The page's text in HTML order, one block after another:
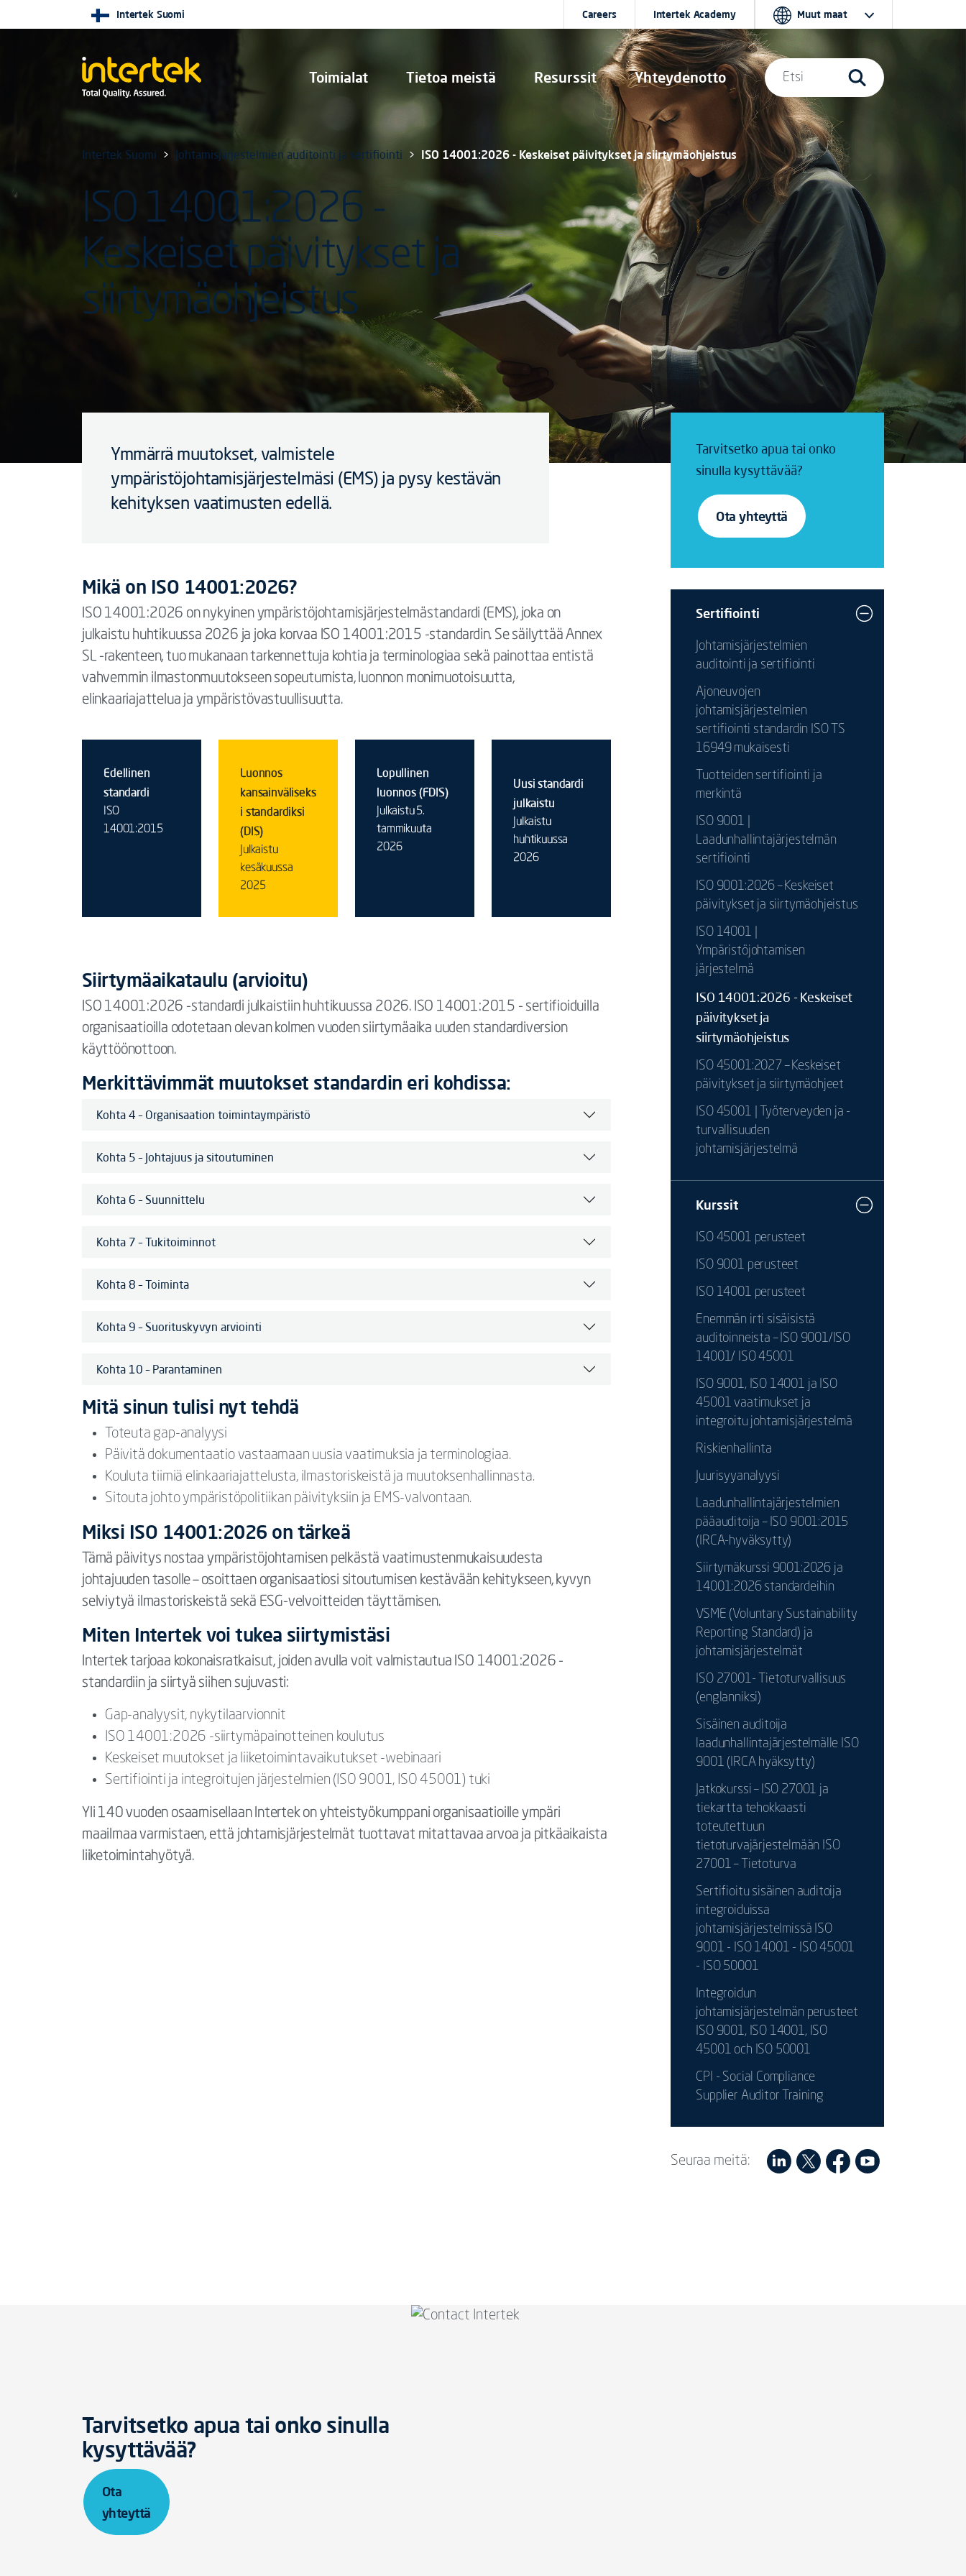
Toimialat Tietoa meistä Resurssit Yhteydenotto
Intertek Suomi Careers Intertek Academy Muut maat
Etsi
Intertek Suomi Johtamisjärjestelmien auditointi ja sertifiointi ISO 14001:2026 - Keskeiset päivitykset ja siirtymäohjeistus
ISO 14001:2026 -
Keskeiset päivitykset ja
siirtymäohjeistus
Ymmärrä muutokset, valmistele
ympäristöjohtamisjärjestelmäsi (EMS) ja pysy kestävän
kehityksen vaatimusten edellä.
Mikä on ISO 14001:2026?
ISO 14001:2026 on nykyinen ympäristöjohtamisjärjestelmästandardi (EMS), joka on
julkaistu huhtikuussa 2026 ja joka korvaa ISO 14001:2015 -standardin. Se säilyttää Annex
SL -rakenteen, tuo mukanaan tarkennettuja kohtia ja terminologiaa sekä painottaa entistä
vahvemmin ilmastonmuutokseen sopeutumista, luonnon monimuotoisuutta,
elinkaariajattelua ja ympäristövastuullisuutta.
Edellinen
standardi
ISO
14001:2015
Luonnos
kansainväliseks
i standardiksi
(DIS)
Julkaistu
kesäkuussa
2025
Lopullinen
luonnos (FDIS)
Julkaistu 5.
tammikuuta
2026
Uusi standardi
julkaistu
Julkaistu
huhtikuussa
2026
Siirtymäaikataulu (arvioitu)
ISO 14001:2026 -standardi julkaistiin huhtikuussa 2026. ISO 14001:2015 - sertifioiduilla
organisaatioilla odotetaan olevan kolmen vuoden siirtymäaika uuden standardiversion
käyttöönottoon.
Merkittävimmät muutokset standardin eri kohdissa:
Kohta 4 – Organisaation toimintaympäristö
Kohta 5 – Johtajuus ja sitoutuminen
Kohta 6 – Suunnittelu
Kohta 7 – Tukitoiminnot
Kohta 8 – Toiminta
Kohta 9 – Suorituskyvyn arviointi
Kohta 10 – Parantaminen
Mitä sinun tulisi nyt tehdä
Toteuta gap-analyysi
Päivitä dokumentaatio vastaamaan uusia vaatimuksia ja terminologiaa.
Kouluta tiimiä elinkaariajattelusta, ilmastoriskeistä ja muutoksenhallinnasta.
Sitouta johto ympäristöpolitiikan päivityksiin ja EMS-valvontaan.
Miksi ISO 14001:2026 on tärkeä
Tämä päivitys nostaa ympäristöjohtamisen pelkästä vaatimustenmukaisuudesta
johtajuuden tasolle – osoittaen organisaatiosi sitoutumisen kestävään kehitykseen, kyvyn
selviytyä ilmastoriskeistä sekä ESG-velvoitteiden täyttämisen.
Miten Intertek voi tukea siirtymistäsi
Intertek tarjoaa kokonaisratkaisut, joiden avulla voit valmistautua ISO 14001:2026 -
standardiin ja siirtyä siihen sujuvasti:
Gap-analyysit, nykytilaarvionnit
ISO 14001:2026 -siirtymäpainotteinen koulutus
Keskeiset muutokset ja liiketoimintavaikutukset -webinaari
Sertifiointi ja integroitujen järjestelmien (ISO 9001, ISO 45001) tuki
Yli 140 vuoden osaamisellaan Intertek on yhteistyökumppani organisaatioille ympäri
maailmaa varmistaen, että johtamisjärjestelmät tuottavat mitattavaa arvoa ja pitkäaikaista
liiketoimintahyötyä.
Tarvitsetko apua tai onko
sinulla kysyttävää?
Ota yhteyttä
Sertifiointi
Johtamisjärjestelmien
auditointi ja sertifiointi
Ajoneuvojen
johtamisjärjestelmien
sertifiointi standardin ISO TS
16949 mukaisesti
Tuotteiden sertifiointi ja
merkintä
ISO 9001 |
Laadunhallintajärjestelmän
sertifiointi
ISO 9001:2026 – Keskeiset
päivitykset ja siirtymäohjeistus
ISO 14001 |
Ympäristöjohtamisen
järjestelmä
ISO 14001:2026 - Keskeiset
päivitykset ja
siirtymäohjeistus
ISO 45001:2027 – Keskeiset
päivitykset ja siirtymäohjeet
ISO 45001 | Työterveyden ja -
turvallisuuden
johtamisjärjestelmä
Kurssit
ISO 45001 perusteet
ISO 9001 perusteet
ISO 14001 perusteet
Enemmän irti sisäisistä
auditoinneista – ISO 9001/ISO
14001/ ISO 45001
ISO 9001, ISO 14001 ja ISO
45001 vaatimukset ja
integroitu johtamisjärjestelmä
Riskienhallinta
Juurisyyanalyysi
Laadunhallintajärjestelmien
pääauditoija – ISO 9001:2015
(IRCA-hyväksytty)
Siirtymäkurssi 9001:2026 ja
14001:2026 standardeihin
VSME (Voluntary Sustainability
Reporting Standard) ja
johtamisjärjestelmät
ISO 27001- Tietoturvallisuus
(englanniksi)
Sisäinen auditoija
laadunhallintajärjestelmälle ISO
9001 (IRCA hyäksytty)
Jatkokurssi – ISO 27001 ja
tiekartta tehokkaasti
toteutettuun
tietoturvajärjestelmään ISO
27001 – Tietoturva
Sertifioitu sisäinen auditoija
integroiduissa
johtamisjärjestelmissä ISO
9001 - ISO 14001 - ISO 45001
- ISO 50001
Integroidun
johtamisjärjestelmän perusteet
ISO 9001, ISO 14001, ISO
45001 och ISO 50001
CPI - Social Compliance
Supplier Auditor Training
Seuraa meitä:
Tarvitsetko apua tai onko sinulla
kysyttävää?
Ota
yhteyttä